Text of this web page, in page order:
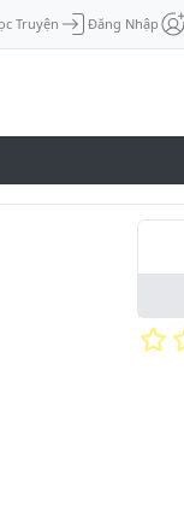
Truyện Đăng Nhập